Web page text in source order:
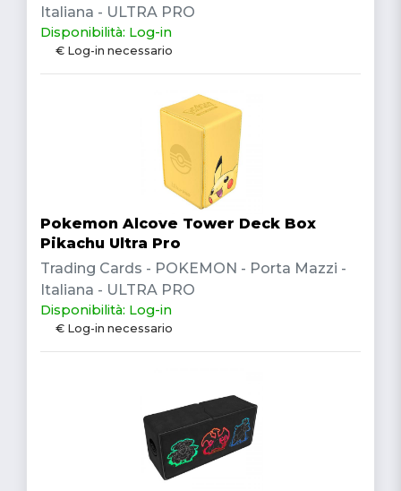
Italiana - ULTRA PRO
Disponibilità: Log-in
€ Log-in necessario
Pokemon Alcove Tower Deck Box
Pikachu Ultra Pro
Trading Cards - POKEMON - Porta Mazzi -
Italiana - ULTRA PRO
Disponibilità: Log-in
€ Log-in necessario